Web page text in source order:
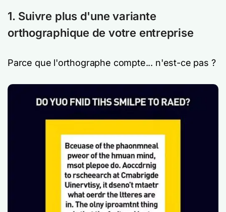
1. Suivre plus d'une variante
orthographique de votre entreprise
Parce que l'orthographe compte... n'est-ce pas ?